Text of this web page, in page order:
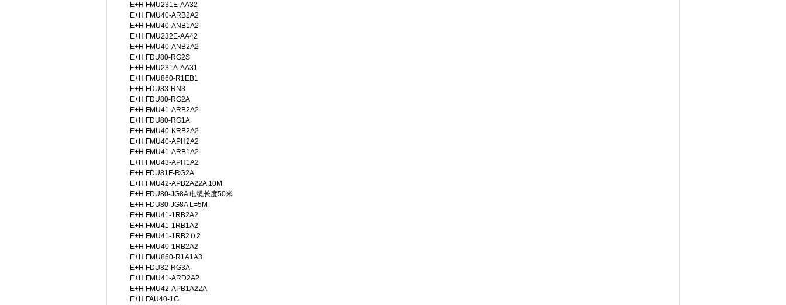
E+H FMU231E-AA32
E+H FMU40-ARB2A2
E+H FMU40-ANB1A2
E+H FMU232E-AA42
E+H FMU40-ANB2A2
E+H FDU80-RG2S
E+H FMU231A-AA31
E+H FMU860-R1EB1
E+H FDU83-RN3
E+H FDU80-RG2A
E+H FMU41-ARB2A2
E+H FDU80-RG1A
E+H FMU40-KRB2A2
E+H FMU40-APH2A2
E+H FMU41-ARB1A2
E+H FMU43-APH1A2
E+H FDU81F-RG2A
E+H FMU42-APB2A22A 10M
E+H FDU80-JG8A 电缆长度50米
E+H FDU80-JG8A L=5M
E+H FMU41-1RB2A2
E+H FMU41-1RB1A2
E+H FMU41-1RB2Ｄ2
E+H FMU40-1RB2A2
E+H FMU860-R1A1A3
E+H FDU82-RG3A
E+H FMU41-ARD2A2
E+H FMU42-APB1A22A
E+H FAU40-1G